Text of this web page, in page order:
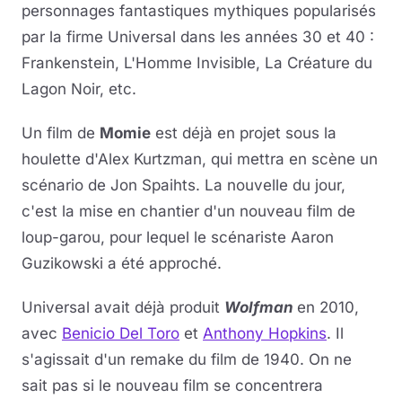
personnages fantastiques mythiques popularisés
par la firme Universal dans les années 30 et 40 :
Frankenstein, L'Homme Invisible, La Créature du
Lagon Noir, etc.
Un film de Momie est déjà en projet sous la
houlette d'Alex Kurtzman, qui mettra en scène un
scénario de Jon Spaihts. La nouvelle du jour,
c'est la mise en chantier d'un nouveau film de
loup-garou, pour lequel le scénariste Aaron
Guzikowski a été approché.
Universal avait déjà produit Wolfman en 2010,
avec Benicio Del Toro et Anthony Hopkins. Il
s'agissait d'un remake du film de 1940. On ne
sait pas si le nouveau film se concentrera